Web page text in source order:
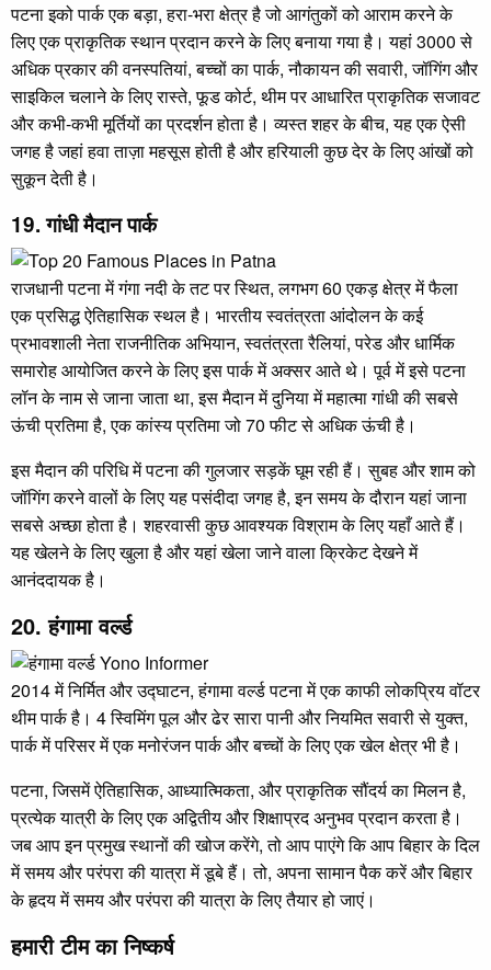
पटना इको पार्क एक बड़ा, हरा-भरा क्षेत्र है जो आगंतुकों को आराम करने के
लिए एक प्राकृतिक स्थान प्रदान करने के लिए बनाया गया है। यहां 3000 से
अधिक प्रकार की वनस्पतियां, बच्चों का पार्क, नौकायन की सवारी, जॉगिंग और
साइकिल चलाने के लिए रास्ते, फूड कोर्ट, थीम पर आधारित प्राकृतिक सजावट
और कभी-कभी मूर्तियों का प्रदर्शन होता है। व्यस्त शहर के बीच, यह एक ऐसी
जगह है जहां हवा ताज़ा महसूस होती है और हरियाली कुछ देर के लिए आंखों को
सुकून देती है।
19. गांधी मैदान पार्क
राजधानी पटना में गंगा नदी के तट पर स्थित, लगभग 60 एकड़ क्षेत्र में फैला
एक प्रसिद्ध ऐतिहासिक स्थल है। भारतीय स्वतंत्रता आंदोलन के कई
प्रभावशाली नेता राजनीतिक अभियान, स्वतंत्रता रैलियां, परेड और धार्मिक
समारोह आयोजित करने के लिए इस पार्क में अक्सर आते थे। पूर्व में इसे पटना
लॉन के नाम से जाना जाता था, इस मैदान में दुनिया में महात्मा गांधी की सबसे
ऊंची प्रतिमा है, एक कांस्य प्रतिमा जो 70 फीट से अधिक ऊंची है।
इस मैदान की परिधि में पटना की गुलजार सड़कें घूम रही हैं। सुबह और शाम को
जॉगिंग करने वालों के लिए यह पसंदीदा जगह है, इन समय के दौरान यहां जाना
सबसे अच्छा होता है। शहरवासी कुछ आवश्यक विश्राम के लिए यहाँ आते हैं।
यह खेलने के लिए खुला है और यहां खेला जाने वाला क्रिकेट देखने में
आनंददायक है।
20. हंगामा वर्ल्ड
2014 में निर्मित और उद्घाटन, हंगामा वर्ल्ड पटना में एक काफी लोकप्रिय वॉटर
थीम पार्क है। 4 स्विमिंग पूल और ढेर सारा पानी और नियमित सवारी से युक्त,
पार्क में परिसर में एक मनोरंजन पार्क और बच्चों के लिए एक खेल क्षेत्र भी है।
पटना, जिसमें ऐतिहासिक, आध्यात्मिकता, और प्राकृतिक सौंदर्य का मिलन है,
प्रत्येक यात्री के लिए एक अद्वितीय और शिक्षाप्रद अनुभव प्रदान करता है।
जब आप इन प्रमुख स्थानों की खोज करेंगे, तो आप पाएंगे कि आप बिहार के दिल
में समय और परंपरा की यात्रा में डूबे हैं। तो, अपना सामान पैक करें और बिहार
के हृदय में समय और परंपरा की यात्रा के लिए तैयार हो जाएं।
हमारी टीम का निष्कर्ष